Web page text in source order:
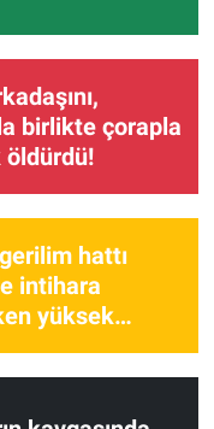
birlikte çorapla
öldürdü!
hattı
intihara
yüksek